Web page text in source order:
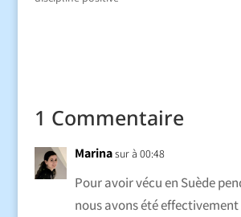
1 Commentaire
Marinasur à 00:48
Pour avoir vécu en Suède
nous avons été